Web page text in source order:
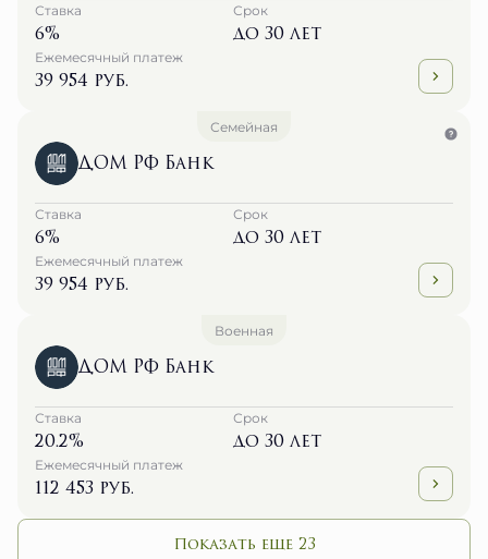
Ставка
6%
Срок
до 30 лет
Ежемесячный платеж
39 954 руб.
Семейная
ДОМ РФ Банк
Ставка
6%
Срок
до 30 лет
Ежемесячный платеж
39 954 руб.
Военная
ДОМ РФ Банк
Ставка
20.2%
Срок
до 30 лет
Ежемесячный платеж
112 453 руб.
Показать еще 23